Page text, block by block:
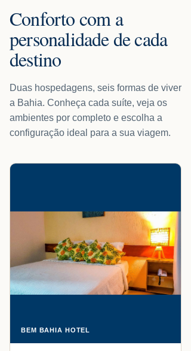
Conforto com a
personalidade de cada
destino
Duas hospedagens, seis formas de viver
a Bahia. Conheça cada suíte, veja os
ambientes por completo e escolha a
configuração ideal para a sua viagem.
BEM BAHIA HOTEL